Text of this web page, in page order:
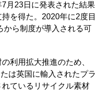
月23日に発表された結果
を得た。2020年に2度目
から制度が導入される可
利用拡大推進のため、
は英国に輸入されたプラ
ているリサイクル素材